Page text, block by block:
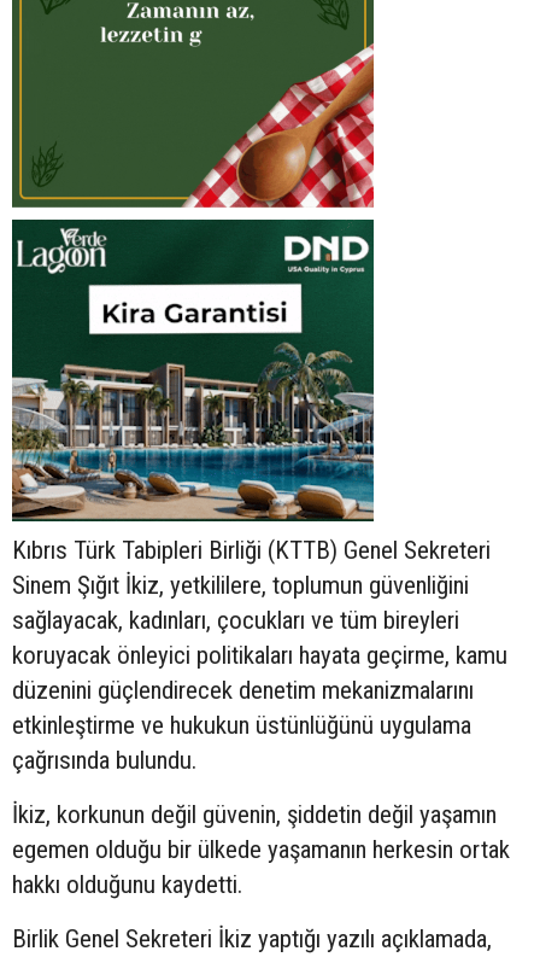
Kıbrıs Türk Tabipleri Birliği (KTTB) Genel Sekreteri
Sinem Şığıt İkiz, yetkililere, toplumun güvenliğini
sağlayacak, kadınları, çocukları ve tüm bireyleri
koruyacak önleyici politikaları hayata geçirme, kamu
düzenini güçlendirecek denetim mekanizmalarını
etkinleştirme ve hukukun üstünlüğünü uygulama
çağrısında bulundu.
İkiz, korkunun değil güvenin, şiddetin değil yaşamın
egemen olduğu bir ülkede yaşamanın herkesin ortak
hakkı olduğunu kaydetti.
Birlik Genel Sekreteri İkiz yaptığı yazılı açıklamada,